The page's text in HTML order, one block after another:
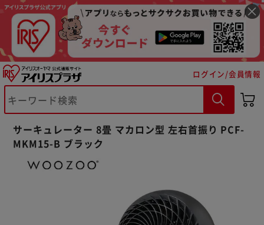
ログイン/会員情報
サーキュレーター 8畳 マカロン型 左右首振り PCF-
MKM15-B ブラック